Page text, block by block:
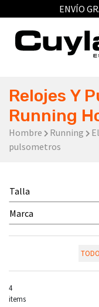
ENVÍO
Relojes Y
Running
Hombre Running
pulsometros
Talla
Marca
4
items